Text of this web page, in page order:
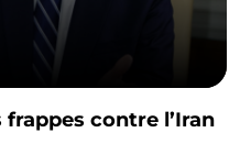
contre l’Iran